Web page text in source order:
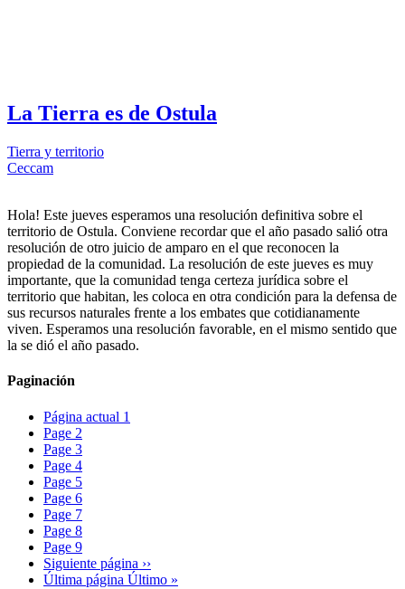
La Tierra es de Ostula
Tierra y territorio
Ceccam
Hola! Este jueves esperamos una resolución definitiva sobre el
territorio de Ostula. Conviene recordar que el año pasado salió otra
resolución de otro juicio de amparo en el que reconocen la
propiedad de la comunidad. La resolución de este jueves es muy
importante, que la comunidad tenga certeza jurídica sobre el
territorio que habitan, les coloca en otra condición para la defensa de
sus recursos naturales frente a los embates que cotidianamente
viven. Esperamos una resolución favorable, en el mismo sentido que
la se dió el año pasado.
Paginación
Página actual 1
Page 2
Page 3
Page 4
Page 5
Page 6
Page 7
Page 8
Page 9
Siguiente página ››
Última página Último »